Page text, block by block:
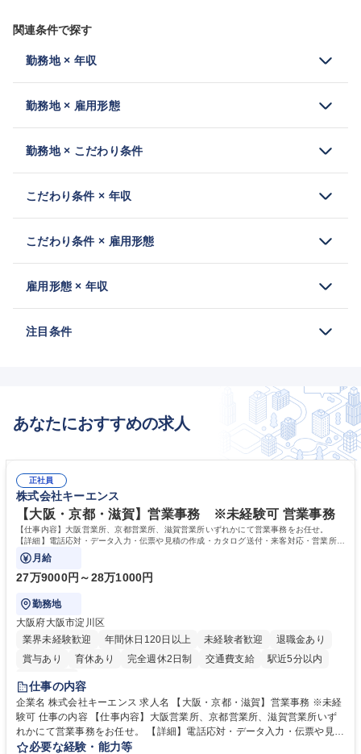
関連条件で探す
勤務地 × 年収
勤務地 × 雇用形態
勤務地 × こだわり条件
こだわり条件 × 年収
こだわり条件 × 雇用形態
雇用形態 × 年収
注目条件
あなたにおすすめの求人
正社員
株式会社キーエンス
【大阪・京都・滋賀】営業事務 ※未経験可 営業事務
【仕事内容】大阪営業所、京都営業所、滋賀営業所いずれかにて営業事務をお任せ。
【詳細】電話応対・データ入力・伝票や見積の作成・カタログ送付・来客対応・営業所内
で発生する事務業務や業務改善をお任せ。
月給
27万9000円～28万1000円
勤務地
大阪府大阪市淀川区
業界未経験歓迎
年間休日120日以上 未経験者歓迎
退職金あり
賞与あり
育休あり 完全週休2日制 交通費支給
駅近5分以内
土日祝休み
仕事の内容
企業名 株式会社キーエンス 求人名 【大阪・京都・滋賀】営業事務 ※未経
験可 仕事の内容 【仕事内容】大阪営業所、京都営業所、滋賀営業所いず
れかにて営業事務をお任せ。 【詳細】電話応対・データ入力・伝票や見積
の作成・カタログ送付・来客対応・営業所内で発生する事務業務や業務改
必要な経験・能力等